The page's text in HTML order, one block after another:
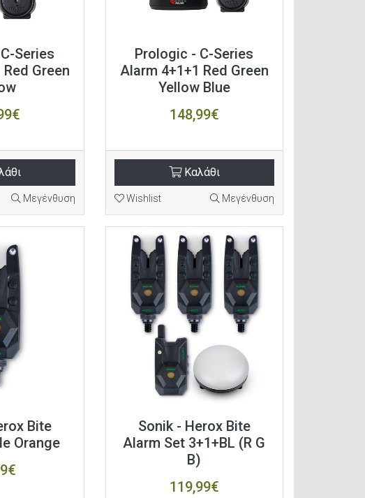
Series
Green
Μεγένθυση
Prologic - C-Series
Alarm 4+1+1 Red Green
Yellow Blue
148,99€
Καλάθι
Wishlist Μεγένθυση
Bite
Orange
Sonik - Herox Bite
Alarm Set 3+1+BL (R G
B)
119,99€